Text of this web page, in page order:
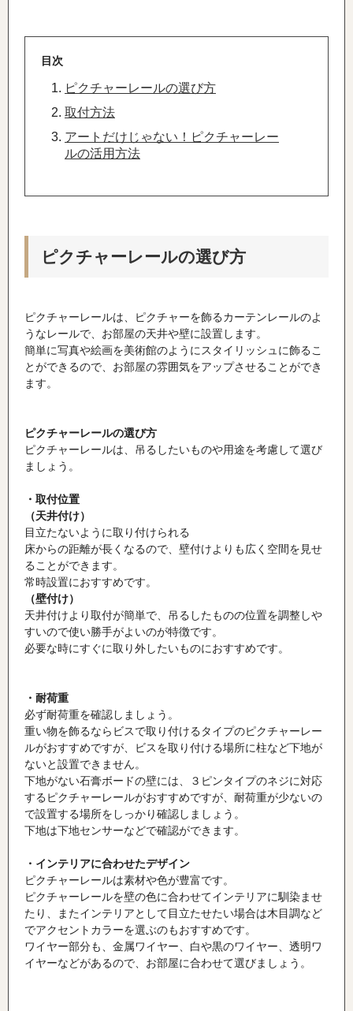
目次
ピクチャーレールの選び方
取付方法
アートだけじゃない！ピクチャーレー
ルの活用方法
ピクチャーレールの選び方
ピクチャーレールは、ピクチャーを飾るカーテンレールのよ
うなレールで、お部屋の天井や壁に設置します。
簡単に写真や絵画を美術館のようにスタイリッシュに飾るこ
とができるので、お部屋の雰囲気をアップさせることができ
ます。
ピクチャーレールの選び方
ピクチャーレールは、吊るしたいものや用途を考慮して選び
ましょう。
・取付位置
（天井付け）
目立たないように取り付けられる
床からの距離が長くなるので、壁付けよりも広く空間を見せ
ることができます。
常時設置におすすめです。
（壁付け）
天井付けより取付が簡単で、吊るしたものの位置を調整しや
すいので使い勝手がよいのが特徴です。
必要な時にすぐに取り外したいものにおすすめです。
・耐荷重
必ず耐荷重を確認しましょう。
重い物を飾るならビスで取り付けるタイプのピクチャーレー
ルがおすすめですが、ビスを取り付ける場所に柱など下地が
ないと設置できません。
下地がない石膏ボードの壁には、３ピンタイプのネジに対応
するピクチャーレールがおすすめですが、耐荷重が少ないの
で設置する場所をしっかり確認しましょう。
下地は下地センサーなどで確認ができます。
・インテリアに合わせたデザイン
ピクチャーレールは素材や色が豊富です。
ピクチャーレールを壁の色に合わせてインテリアに馴染ませ
たり、またインテリアとして目立たせたい場合は木目調など
でアクセントカラーを選ぶのもおすすめです。
ワイヤー部分も、金属ワイヤー、白や黒のワイヤー、透明ワ
イヤーなどがあるので、お部屋に合わせて選びましょう。